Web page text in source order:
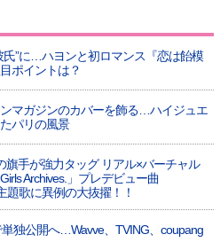
氏”に…ハヨンと初ロマンス『恋は飴模
ポイントは？
ンマガジンのカバーを飾る…ハイジュエ
パリの風景
旗手が強力タッグ リアル×バーチャル
Archives.」プレデビュー曲
題歌に異例の大抜擢！！
単独公開へ…Wavve、TVING、coupang